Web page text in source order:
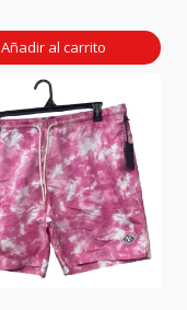
Añadir al carrito